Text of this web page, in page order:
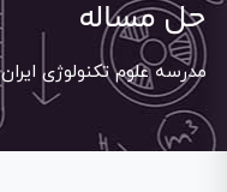
حل مساله
مدرسه علوم تکنولوژی ایران